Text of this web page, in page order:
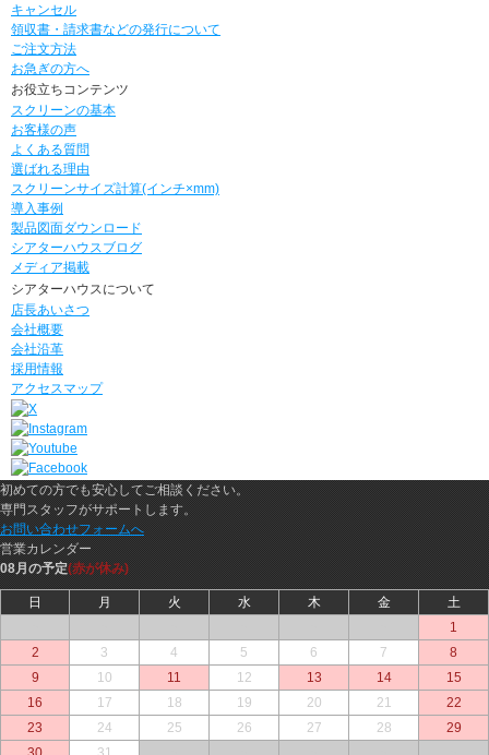
キャンセル
領収書・請求書などの発行について
ご注文方法
お急ぎの方へ
お役立ちコンテンツ
スクリーンの基本
お客様の声
よくある質問
選ばれる理由
スクリーンサイズ計算(インチ×mm)
導入事例
製品図面ダウンロード
シアターハウスブログ
メディア掲載
シアターハウスについて
店長あいさつ
会社概要
会社沿革
採用情報
アクセスマップ
初めての方でも安心してご相談ください。
専門スタッフがサポートします。
お問い合わせフォームへ
営業カレンダー
08月の予定(赤が休み)
日 月 火 水 木 金
土
1
2
3 4 5 6 7
8
9
10 11 12 13 14
15
16
17 18 19 20 21
22
23
24 25 26 27 28
29